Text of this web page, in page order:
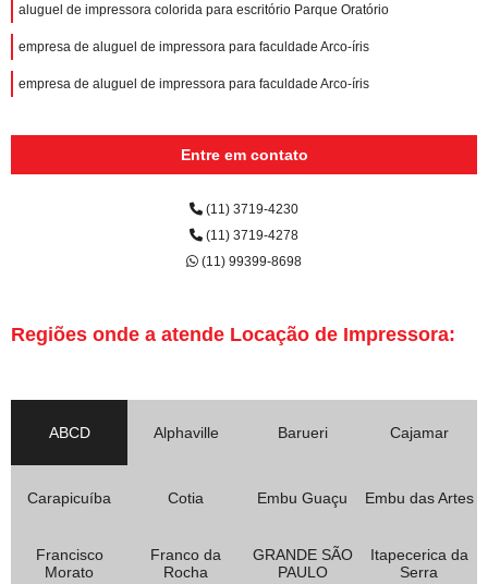
aluguel de impressora colorida para escritório Parque Oratório
empresa de aluguel de impressora para faculdade Arco-íris
empresa de aluguel de impressora para faculdade Arco-íris
Entre em contato
(11) 3719-4230
(11) 3719-4278
(11) 99399-8698
Regiões onde a atende Locação de Impressora:
ABCD Alphaville Barueri Cajamar
Carapicuíba Cotia Embu Guaçu Embu das Artes
Francisco
Morato
Franco da
Rocha
GRANDE SÃO
PAULO
Itapecerica da
Serra